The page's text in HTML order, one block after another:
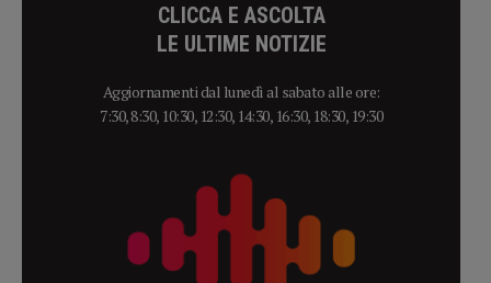
CLICCA E ASCOLTA
LE ULTIME NOTIZIE
Aggiornamenti dal lunedì al sabato alle ore:
7:30, 8:30, 10:30, 12:30, 14:30, 16:30, 18:30, 19:30